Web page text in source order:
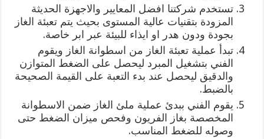
تستخدم شركتنا افضل المعايير والاجهزة الحديثة
المزودة بتقنيات عالية المستوى بحيث يتم تعبئة الغاز
بجودة ودون هدر او ايذاء للبيئة عبر ابر خاصة.
تبدأ عملية تعبئة الغاز من اسطوانة الغاز ويقوم
الفني بتشغيل المبرد ليحصل على الضغط المتوازن
والدقيق ليحصل عند بدء التعبة على القيمة الصحيحة
بالضبط.
يقوم الفني ببدئ عملية ملئ الغاز ضمن الاسطوانة
المخصصة بغاز الفريون وفحص ميزان الضغط حتى
وصوله للضغط المناسب.